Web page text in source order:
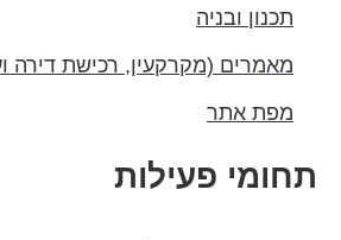
תכנון ובניה
מאמרים (מקרקעין, רכישת דירה ועוד)
מפת אתר
פעילות